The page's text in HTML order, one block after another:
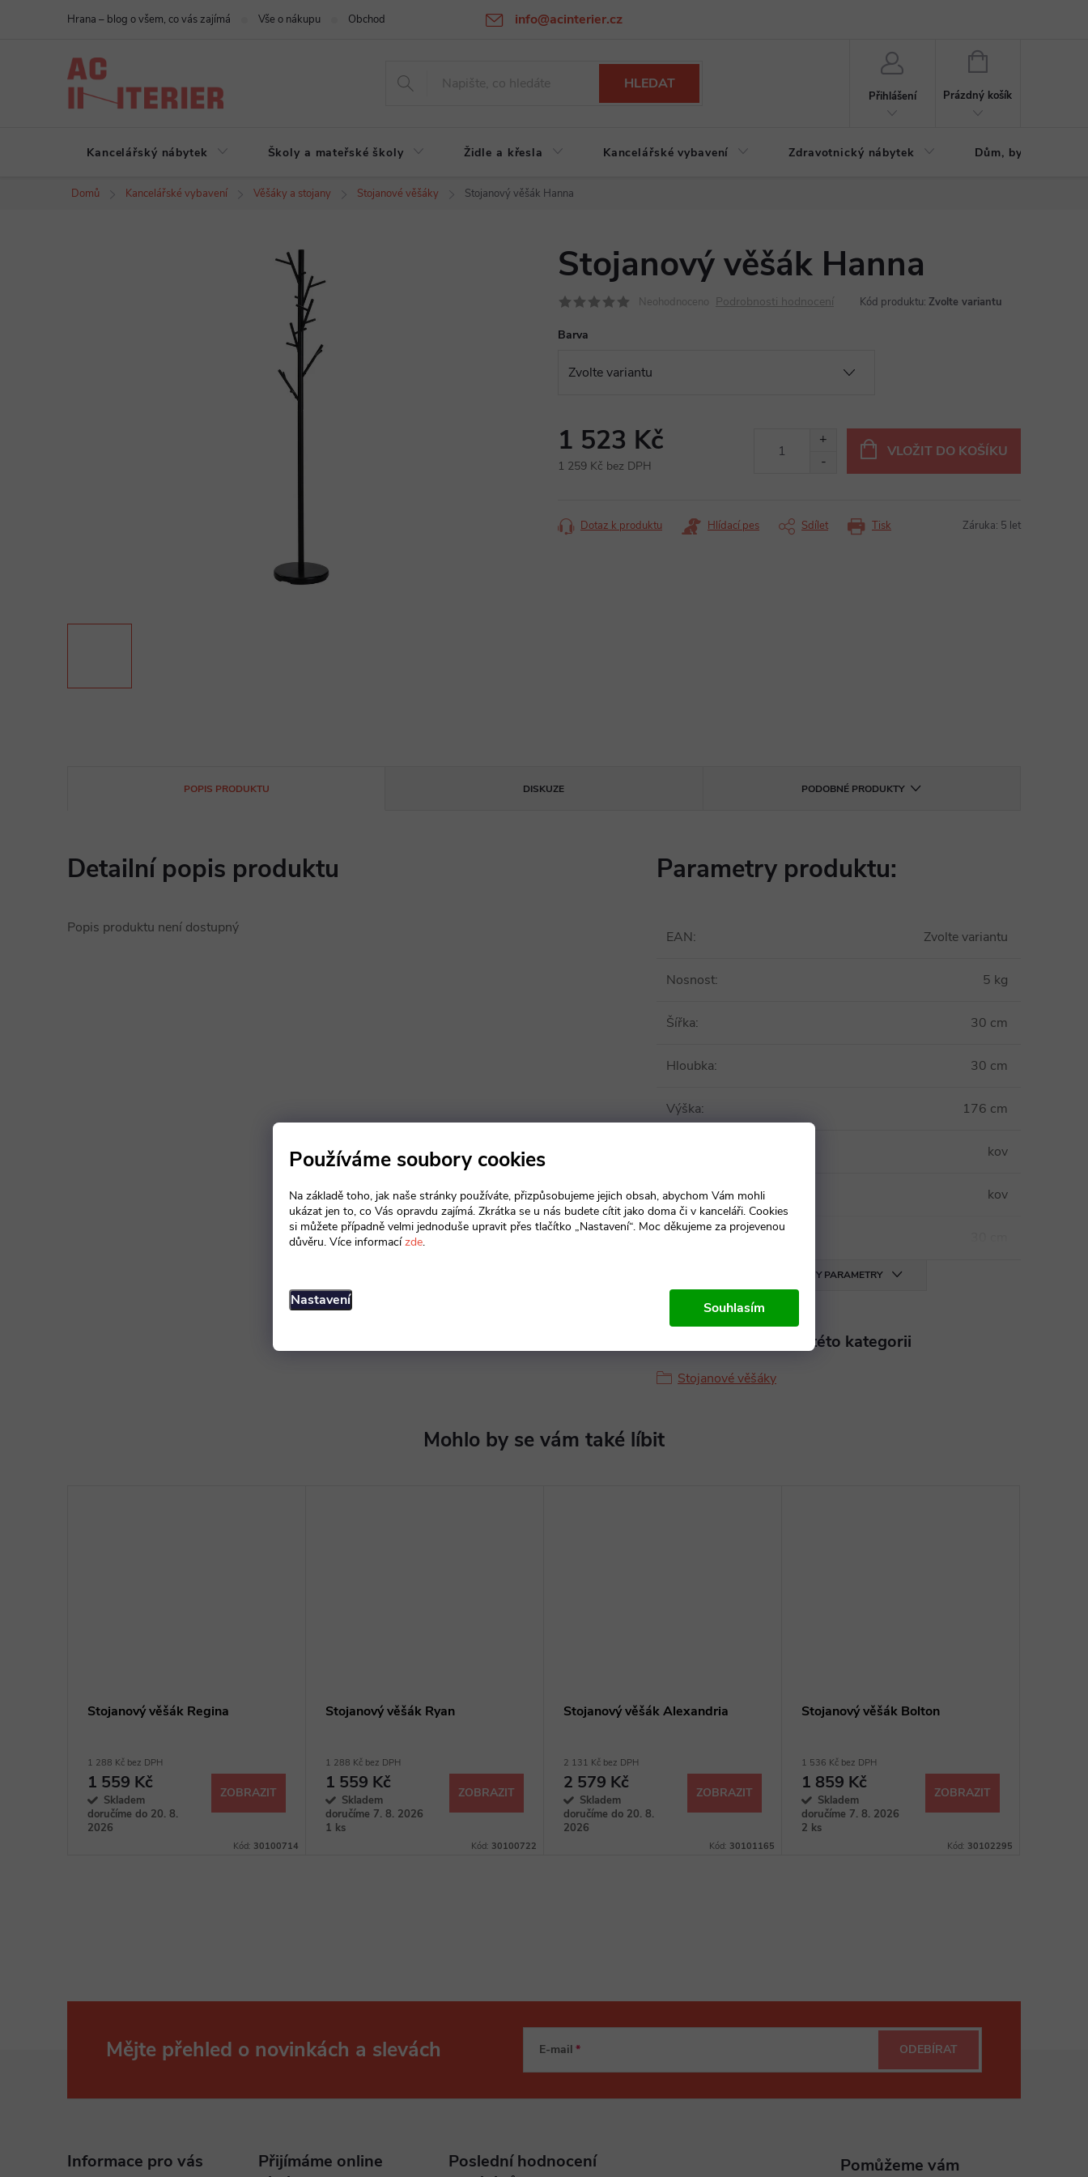
Používáme soubory cookies
Na základě toho, jak naše stránky používáte, přizpůsobujeme jejich obsah, abychom Vám mohli
ukázat jen to, co Vás opravdu zajímá. Zkrátka se u nás budete cítit jako doma či v kanceláři. Cookies
si můžete případně velmi jednoduše upravit přes tlačítko „Nastavení“. Moc děkujeme za projevenou
důvěru. Více informacízde.
Nastavení Souhlasím
info@acinterier.cz
Hrana – blog o všem, co vás zajímá Vše o nákupu Obchodní podmínky Ochrana osobních údajů Atypická výroba na zakázku
HLEDAT
Přihlášení
NÁKUPNÍ
Prázdný košík
Kancelářský nábytek Školy a mateřské školy Židle a křesla Kancelářské vybavení Zdravotnický nábytek Dům, byt, zahrada
Domů Kancelářské vybavení Věšáky a stojany Stojanové věšáky Stojanový věšák Hanna
Stojanový věšák Hanna
Neohodnoceno Podrobnosti hodnocení Kód produktu: Zvolte variantu
Barva
1 523 Kč
1 259 Kč bez DPH
VLOŽIT DO KOŠÍKU
Tisk
Dotaz k produktu Hlídací pes Sdílet Záruka: 5 let
POPIS PRODUKTU DISKUZE PODOBNÉ PRODUKTY
Detailní popis produktu
Popis produktu není dostupný
Parametry produktu:
EAN: Zvolte variantu
Nosnost: 5 kg
Šířka: 30 cm
Hloubka: 30 cm
Výška: 176 cm
kov
Materiál podstavy kov
Průměr
VŠECHNY PARAMETRY
Produkt naleznete v této kategorii
Stojanové věšáky
Stojanový věšák Regina
1 288 Kč bez DPH
1 559 Kč
Skladem
doručíme do 20. 8.
2026
ZOBRAZIT
Kód: 30100714
Stojanový věšák Ryan
1 288 Kč bez DPH
1 559 Kč
Skladem
doručíme 7. 8. 2026
1 ks
ZOBRAZIT
Kód: 30100722
Stojanový věšák Alexandria
2 131 Kč bez DPH
2 579 Kč
Skladem
doručíme do 20. 8.
2026
ZOBRAZIT
Kód: 30101165
Stojanový věšák Bolton
1 536 Kč bez DPH
1 859 Kč
Skladem
doručíme 7. 8. 2026
2 ks
ZOBRAZIT
Kód: 30102295
Mějte přehled o novinkách a slevách E-mail ODEBÍRAT
Informace pro vás
Přijímáme online
Poslední hodnocení